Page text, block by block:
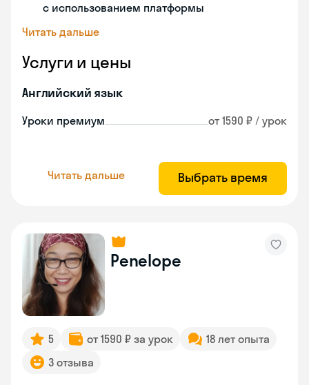
с использованием платформы
Читать дальше
Услуги и цены
Английский язык
Уроки премиум от 1590 ₽ / урок
Читать дальше Выбрать время
Penelope
5 от 1590 ₽ за урок
18 лет опыта
3 отзыва